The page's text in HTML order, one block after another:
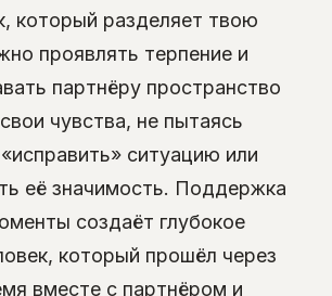
который разделяет твою
проявлять терпение и
партнёру пространство
чувства, не пытаясь
ситуацию или
её значимость. Поддержка
создаёт глубокое
который прошёл через
вместе с партнёром и